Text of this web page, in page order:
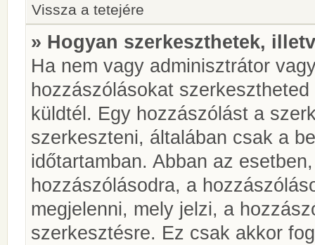
Vissza a tetejére
» Hogyan szerkeszthetek,
Ha nem vagy adminisztrátor
hozzászólásokat
küldtél. Egy hozzászólást a
szerkeszteni, általában csak a
időtartamban. Abban az
hozzászólásodra, a
megjelenni, mely jelzi, a
szerkesztésre. Ez csak akkor